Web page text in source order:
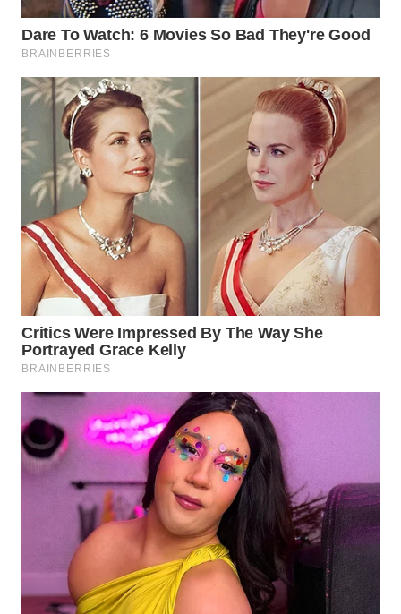
NIAS
WN
LANGKAT
WN
TAPANULI
SELATAN
WN
TANJUNG
LESUNG
WN
KARO
WN
SIMALUNGUN
LABUHANBATU
TAPANULI
TENGAH